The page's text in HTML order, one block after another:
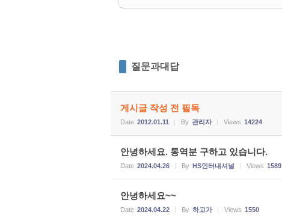
질문과대답
게시글 작성 전 필독
Date 2012.01.11 By 관리자 Views 14224
안녕하세요. 통역분 구하고 있습니다.
Date 2024.04.26 By HS인터내셔널 Views 1589
안녕하세요~~
Date 2024.04.22 By 하고가 Views 1550